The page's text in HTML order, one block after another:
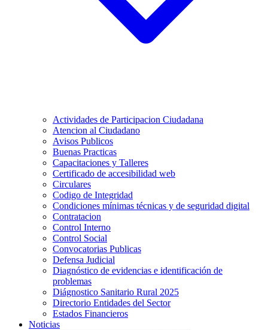
Actividades de Participacion Ciudadana
Atencion al Ciudadano
Avisos Publicos
Buenas Practicas
Capacitaciones y Talleres
Certificado de accesibilidad web
Circulares
Codigo de Integridad
Condiciones mínimas técnicas y de seguridad digital
Contratacion
Control Interno
Control Social
Convocatorias Publicas
Defensa Judicial
Diagnóstico de evidencias e identificación de
problemas
Diágnostico Sanitario Rural 2025
Directorio Entidades del Sector
Estados Financieros
Noticias